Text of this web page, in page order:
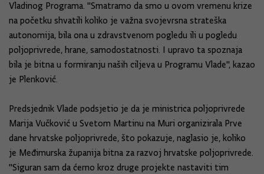
Vladinog Programa. "Smatramo da smo u ovom vremenu krize
na početku shvatili koliko je važna svojevrsna strateška
autonomija, bila ona u zdravstvenom pogledu ili u pogledu
poljoprivrede, hrane, samodostatnosti. I upravo ta spoznaja
bila je bitna u formiranju naših ciljeva u Programu Vlade", kazao
je Plenković.
Predsjednik Vlade podsjetio je da je ministrica poljoprivrede
Marija Vučković u Svetom Martinu na Muri organizirala Prve
dane hrvatske poljoprivrede, što pokazuje, naglasio je, koliko
je Međimurska županija bitna za razvoj hrvatske poljoprivrede.
"Siguran sam da ćemo kroz druge projekte nastaviti tim